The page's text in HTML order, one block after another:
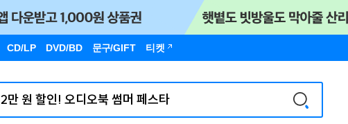
CD/LP DVD/BD 문구/GIFT 티켓